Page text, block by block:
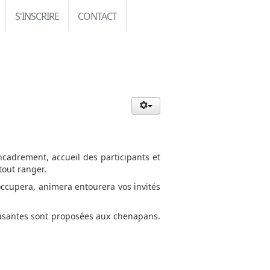
S'INSCRIRE CONTACT
accueil des participants et
ranger.
animera entourera vos invités
sont proposées aux chenapans.